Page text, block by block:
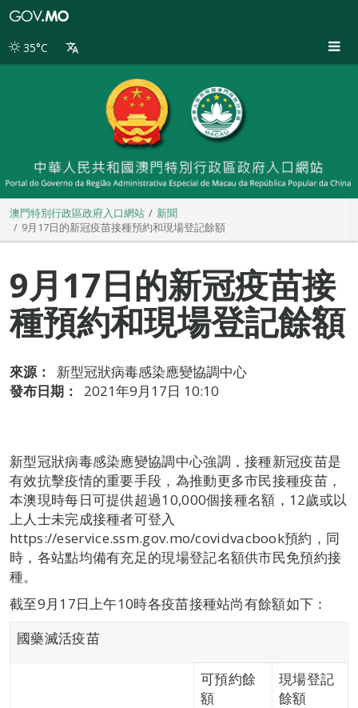
別
35°C
澳門特別行政區政府入口網站
新聞
9月17日的新冠疫苗接種預約和現場登記餘額
9月17日的新冠疫苗接
種預約和現場登記餘額
來源：
新型冠狀病毒感染應變協調中心
發布日期：
2021年9月17日 10:10
新型冠狀病毒感染應變協調中心強調，接種新冠疫苗是
有效抗擊疫情的重要手段，為推動更多市民接種疫苗，
本澳現時每日可提供超過10,000個接種名額，12歲或以
上人士未完成接種者可登入
https://eservice.ssm.gov.mo/covidvacbook預約，同
時，各站點均備有充足的現場登記名額供市民免預約接
種。
截至9月17日上午10時各疫苗接種站尚有餘額如下：
國藥滅活疫苗
可預約餘
額
現場登記
餘額